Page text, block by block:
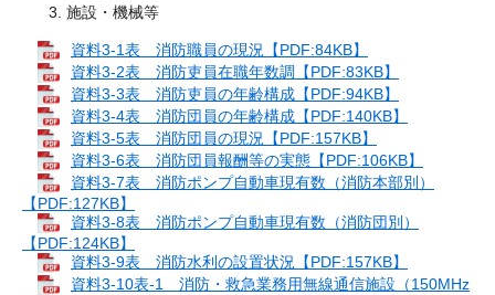
施設・機械等
資料3-1表 消防職員の現況【PDF:84KB】
資料3-2表 消防吏員在職年数調【PDF:83KB】
資料3-3表 消防吏員の年齢構成【PDF:94KB】
資料3-4表 消防団員の年齢構成【PDF:140KB】
資料3-5表 消防団員の現況【PDF:157KB】
資料3-6表 消防団員報酬等の実態【PDF:106KB】
資料3-7表 消防ポンプ自動車現有数（消防本部別）
【PDF:127KB】
資料3-8表 消防ポンプ自動車現有数（消防団別）
【PDF:124KB】
資料3-9表 消防水利の設置状況【PDF:157KB】
資料3-10表-1 消防・救急業務用無線通信施設（150MHz